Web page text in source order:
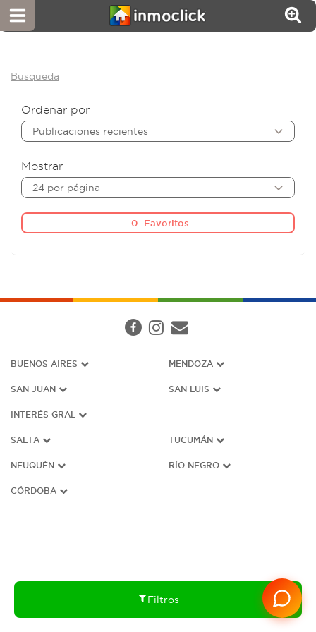
Filtros
Busqueda
Ordenar por
Publicaciones recientes
Mostrar
24 por página
0 Favoritos
BUENOS AIRES MENDOZA
SAN JUAN SAN LUIS
INTERÉS GRAL
SALTA TUCUMÁN
NEUQUÉN RÍO NEGRO
CÓRDOBA